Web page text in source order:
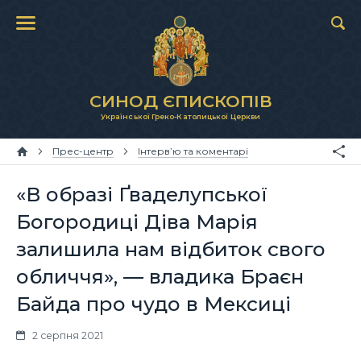
СИНОД ЄПИСКОПІВ
Української Греко-Католицької Церкви
Прес-центр Інтерв’ю та коментарі
«В образі Ґваделупської
Богородиці Діва Марія
залишила нам відбиток свого
обличчя», — владика Браєн
Байда про чудо в Мексиці
2 серпня 2021